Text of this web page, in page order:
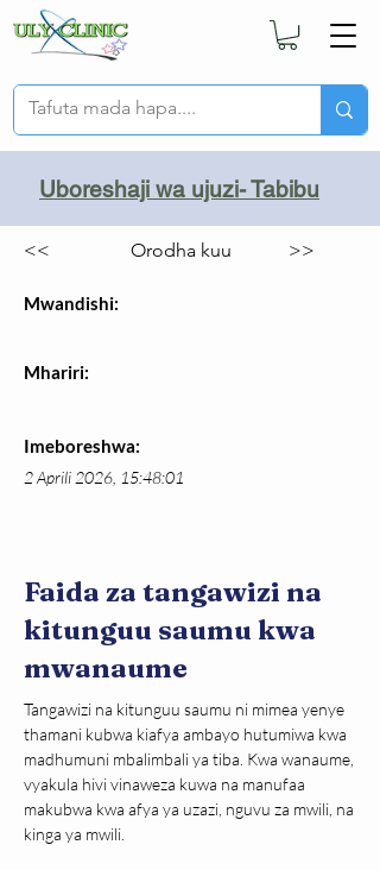
Uboreshaji wa ujuzi- Tabibu
<< Orodha kuu >>
Mwandishi:
Mhariri:
Imeboreshwa:
2 Aprili 2026, 15:48:01
Faida za tangawizi na
kitunguu saumu kwa
mwanaume
Tangawizi na kitunguu saumu ni mimea yenye
thamani kubwa kiafya ambayo hutumiwa kwa
madhumuni mbalimbali ya tiba. Kwa wanaume,
vyakula hivi vinaweza kuwa na manufaa
makubwa kwa afya ya uzazi, nguvu za mwili, na
kinga ya mwili.